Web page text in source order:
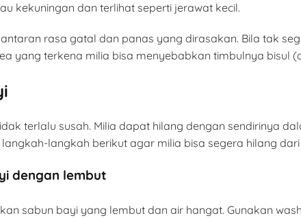
kekuningan dan terlihat seperti jerawat kecil.
rasa gatal dan panas yang dirasakan. Bila tak
yang terkena milia bisa menyebabkan timbulnya bisul
terlalu susah. Milia dapat hilang dengan sendirinya
langkah berikut agar milia bisa segera hilang
dengan lembut
sabun bayi yang lembut dan air hangat. Gunakan